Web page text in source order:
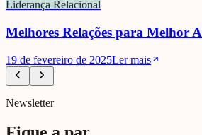
Liderança Relacional
Melhores Relações para Melhor
19 de fevereiro de 2025Ler mais
Newsletter